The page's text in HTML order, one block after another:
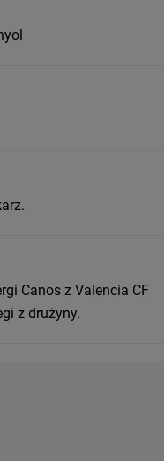
Canos z Valencia CF
z drużyny.